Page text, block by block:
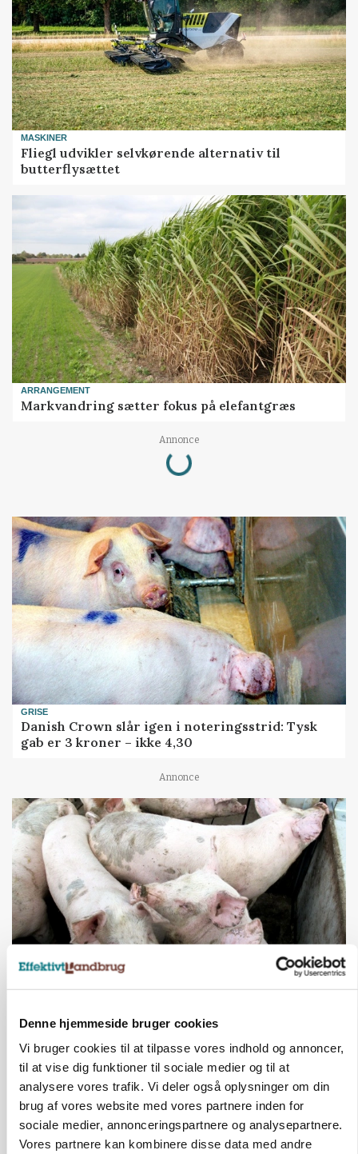
Denne hjemmeside bruger cookies
Vi bruger cookies til at tilpasse vores indhold og annoncer,
til at vise dig funktioner til sociale medier og til at
analysere vores trafik. Vi deler også oplysninger om din
brug af vores website med vores partnere inden for
sociale medier, annonceringspartnere og analysepartnere.
Vores partnere kan kombinere disse data med andre
MASKINER
Fliegl udvikler selvkørende alternativ til
butterflysættet
ARRANGEMENT
Markvandring sætter fokus på elefantgræs
Annonce
Loading...
GRISE
Danish Crown slår igen i noteringsstrid: Tysk
gab er 3 kroner – ikke 4,30
Annonce
MARKED
Krone åbner XDisc for John Deere og New
Holland
Annonce